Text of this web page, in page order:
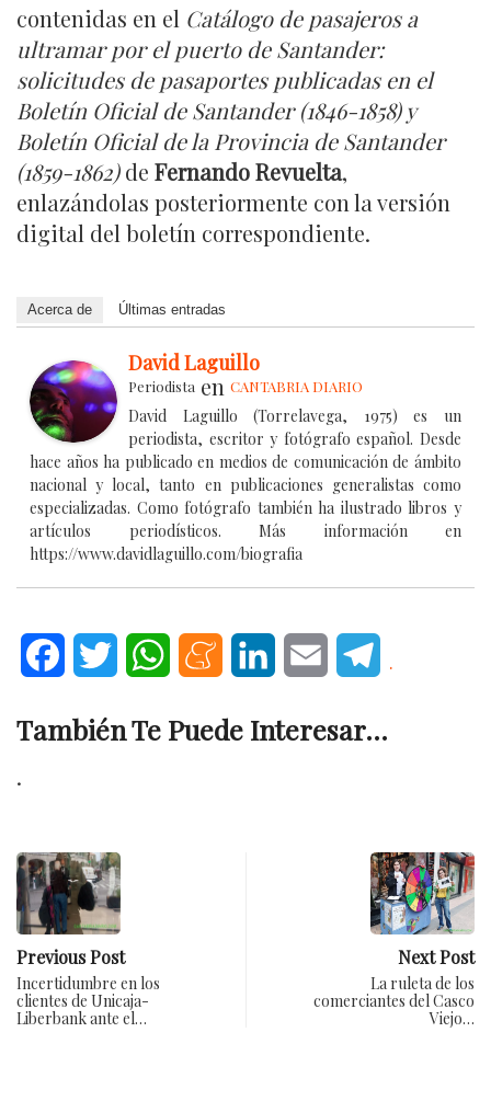
contenidas en el Catálogo de pasajeros a
ultramar por el puerto de Santander:
solicitudes de pasaportes publicadas en el
Boletín Oficial de Santander (1846-1858) y
Boletín Oficial de la Provincia de Santander
(1859-1862)de Fernando Revuelta,
enlazándolas posteriormente con la versión
digital del boletín correspondiente.
Acerca de Últimas entradas
David Laguillo
Periodista en CANTABRIA DIARIO
David Laguillo (Torrelavega, 1975) es un
periodista, escritor y fotógrafo español. Desde
hace años ha publicado en medios de comunicación de ámbito
nacional y local, tanto en publicaciones generalistas como
especializadas. Como fotógrafo también ha ilustrado libros y
artículos periodísticos. Más información en
https://www.davidlaguillo.com/biografia
FacebookTwitter WhatsAppMeneameLinkedInEmail .
También Te Puede Interesar...
.
Previous Post
Incertidumbre en los
clientes de Unicaja-
Liberbank ante el…
Next Post
La ruleta de los
comerciantes del Casco
Viejo…